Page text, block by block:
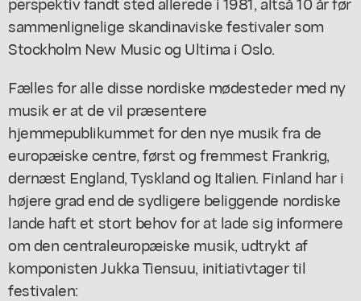
sammenlignelige skandinaviske festivaler som
Stockholm New Music og Ultima i Oslo.
Fælles for alle disse nordiske mødesteder med ny
musik er at de vil præsentere
hjemmepublikummet for den nye musik fra de
europæiske centre, først og fremmest Frankrig,
dernæst England, Tyskland og Italien. Finland har i
højere grad end de sydligere beliggende nordiske
lande haft et stort behov for at lade sig informere
om den centraleuropæiske musik, udtrykt af
komponisten Jukka Tiensuu, initiativtager til
festivalen: